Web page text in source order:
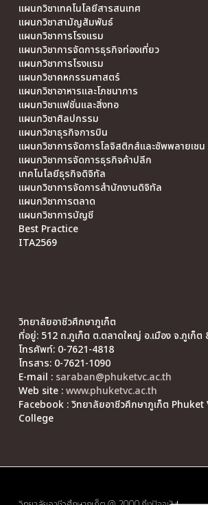
แผนกวิชาเทคโนโลยีสารสนเทศ
แผนกวิชาสามัญสัมพันธ์
แผนกวิชาการโรงแรม
แผนกวิชาการจัดการธุรกิจท่องเที่ยว
แผนกวิชาการโรงแรม
แผนกวิชาคหกรรมศาสตร์
แผนกวิชาอาหารและโภชนาการ
แผนกวิชาแฟชั่นและสิ่งทอ
แผนกวิชาศิลปกรรม
แผนกวิชาธุรกิจการบิน
แผนกวิชาการจัดการโลจิสติกส์และซัพพลายเชน
แผนกวิชาการจัดการธุรกิจค้าปลีก
เทคโนโลยีธุรกิจดิจิทัล
แผนกวิชาการจัดการสำนักงานดิจิทัล
แผนกวิชาการตลาด
แผนกวิชาการบัญชี
Best Practice
ITA2569
วิทยาลัยอาชีวศึกษาภูเก็ต
ที่อยู่: 512 ถ.ภูเก็ต ต.ตลาดใหญ่ อ.เมือง จ.ภูเก็ต
โทรศัพท์: 0-7621-4818
โทรสาร: 0-7621-1090
E-mail : saraban@phuketvc.ac.th
Web site :www.phuketvc.ac.th
Facebook : วิทยาลัยอาชีวศึกษาภูเก็ต
College